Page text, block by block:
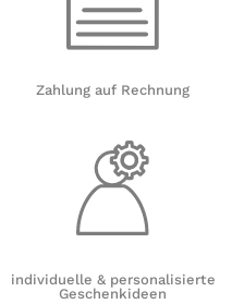
Zahlung auf Rechnung
individuelle & personalisierte
Geschenkideen